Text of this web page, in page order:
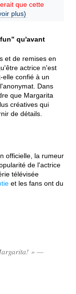
que cette
plus)
qu'avant
et de remises en
actrice n'est
elle confié à un
Dans
que Margarita
créatives qui
de détails.
officielle, la rumeur
de l'actrice
télévisée
et les fans ont du
» —